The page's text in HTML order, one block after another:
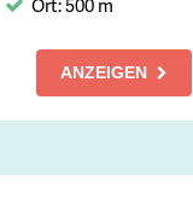
ANZEIGEN